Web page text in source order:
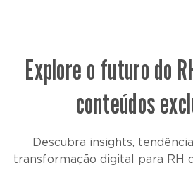
Explore o futuro do
conteúdos
Descubra insights,
transformação digital para RH